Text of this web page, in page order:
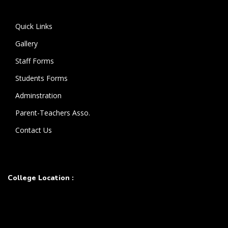
Quick Links
Gallery
Staff Forms
Students Forms
Adminstration
Parent-Teachers Asso.
Contact Us
College Location :